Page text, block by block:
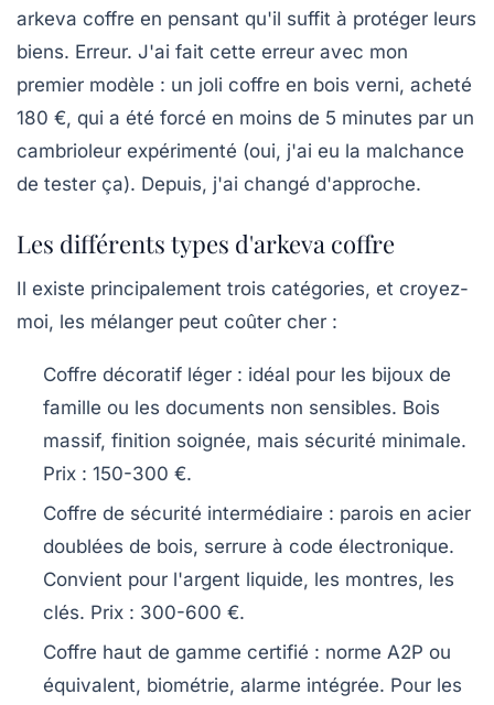
arkeva coffre en pensant qu'il suffit à protéger leurs
biens. Erreur. J'ai fait cette erreur avec mon
premier modèle : un joli coffre en bois verni, acheté
180 €, qui a été forcé en moins de 5 minutes par un
cambrioleur expérimenté (oui, j'ai eu la malchance
de tester ça). Depuis, j'ai changé d'approche.
Les différents types d'arkeva coffre
Il existe principalement trois catégories, et croyez-
moi, les mélanger peut coûter cher :
Coffre décoratif léger : idéal pour les bijoux de
famille ou les documents non sensibles. Bois
massif, finition soignée, mais sécurité minimale.
Prix : 150-300 €.
Coffre de sécurité intermédiaire : parois en acier
doublées de bois, serrure à code électronique.
Convient pour l'argent liquide, les montres, les
clés. Prix : 300-600 €.
Coffre haut de gamme certifié : norme A2P ou
équivalent, biométrie, alarme intégrée. Pour les